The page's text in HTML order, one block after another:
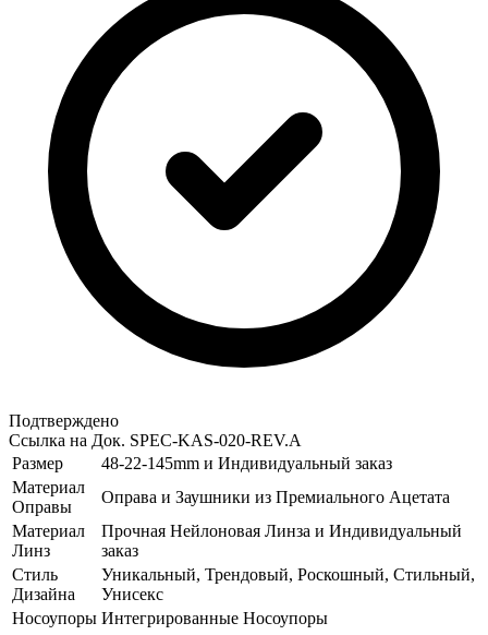
Подтверждено
Ссылка на Док. SPEC-KAS-020-REV.A
Размер
48-22-145mm и Индивидуальный заказ
Материал
Оправы
Оправа и Заушники из Премиального Ацетата
Материал
Линз
Прочная Нейлоновая Линза и Индивидуальный
заказ
Стиль
Дизайна
Уникальный, Трендовый, Роскошный, Стильный,
Унисекс
Носоупоры Интегрированные Носоупоры